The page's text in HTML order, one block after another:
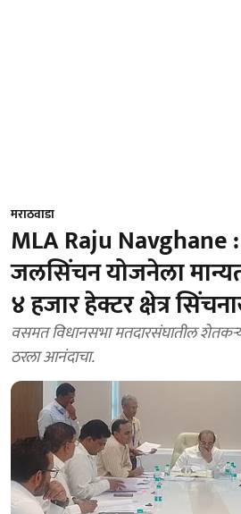
मराठवाडा
MLA Raju Navghane :
जलसिंचन योजनेला
४ हजार हेक्टर क्षेत्र
वसमत विधानसभा मतदारसंघातील
ठरला आनंदाचा.